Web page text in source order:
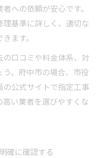
への依頼が安心です。
基準に詳しく、適切な
ます。
口コミや料金体系、対
。府中市の場合、市役
公式サイトで指定工事
い業者を選びやすくな
確に確認する